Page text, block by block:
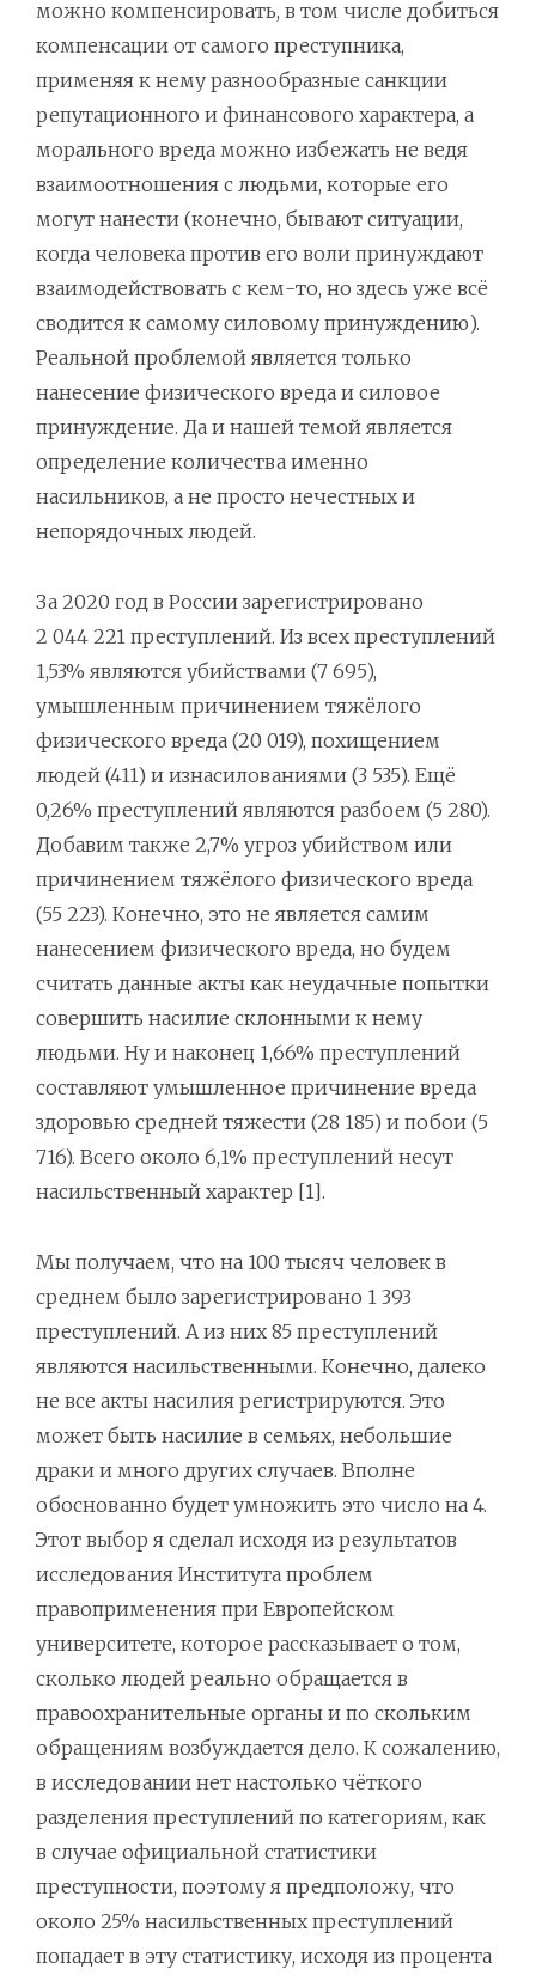
можно компенсировать, в том числе добиться
компенсации от самого преступника,
применяя к нему разнообразные санкции
репутационного и финансового характера, а
морального вреда можно избежать не ведя
взаимоотношения с людьми, которые его
могут нанести (конечно, бывают ситуации,
когда человека против его воли принуждают
взаимодействовать с кем-то, но здесь уже всё
сводится к самому силовому принуждению).
Реальной проблемой является только
нанесение физического вреда и силовое
принуждение. Да и нашей темой является
определение количества именно
насильников, а не просто нечестных и
непорядочных людей.
За 2020 год в России зарегистрировано
2 044 221 преступлений. Из всех преступлений
1,53% являются убийствами (7 695),
умышленным причинением тяжёлого
физического вреда (20 019), похищением
людей (411) и изнасилованиями (3 535). Ещё
0,26% преступлений являются разбоем (5 280).
Добавим также 2,7% угроз убийством или
причинением тяжёлого физического вреда
(55 223). Конечно, это не является самим
нанесением физического вреда, но будем
считать данные акты как неудачные попытки
совершить насилие склонными к нему
людьми. Ну и наконец 1,66% преступлений
составляют умышленное причинение вреда
здоровью средней тяжести (28 185) и побои (5
716). Всего около 6,1% преступлений несут
насильственный характер [1].
Мы получаем, что на 100 тысяч человек в
среднем было зарегистрировано 1 393
преступлений. А из них 85 преступлений
являются насильственными. Конечно, далеко
не все акты насилия регистрируются. Это
может быть насилие в семьях, небольшие
драки и много других случаев. Вполне
обоснованно будет умножить это число на 4.
Этот выбор я сделал исходя из результатов
исследования Института проблем
правоприменения при Европейском
университете, которое рассказывает о том,
сколько людей реально обращается в
правоохранительные органы и по скольким
обращениям возбуждается дело. К сожалению,
в исследовании нет настолько чёткого
разделения преступлений по категориям, как
в случае официальной статистики
преступности, поэтому я предположу, что
около 25% насильственных преступлений
попадает в эту статистику, исходя из процента